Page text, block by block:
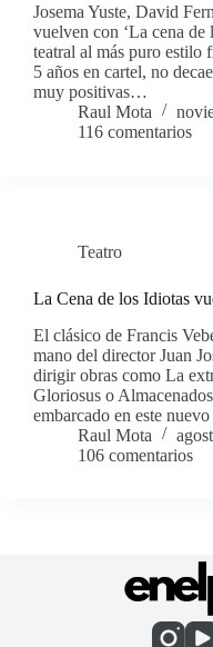
Josema Yuste, David
vuelven con ‘La cena de
teatral al más puro estilo
5 años en cartel, no
muy positivas…
Raul Mota
116 comentarios
Teatro
La Cena de los Idiotas
El clásico de Francis
mano del director Juan
dirigir obras como La
Gloriosus o
embarcado en este
Raul Mota
106 comentarios